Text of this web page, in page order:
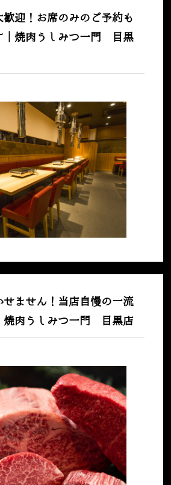
迎！お席のみのご予約も
｜焼肉うしみつ一門 目黒
せません！当店自慢の一流
焼肉うしみつ一門 目黒店